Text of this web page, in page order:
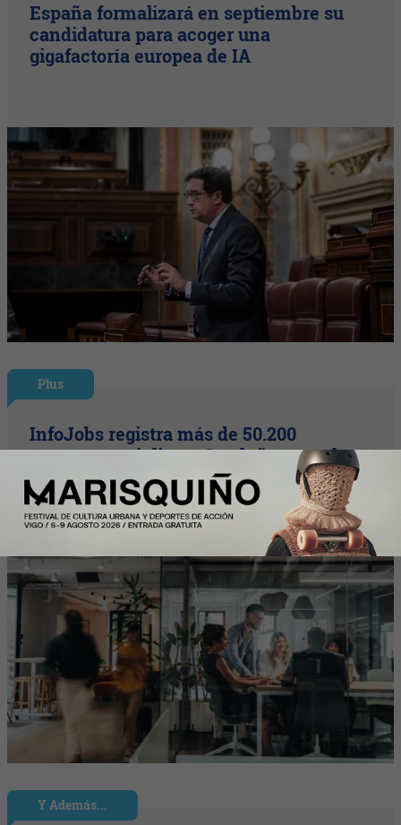
España formalizará en septiembre su
candidatura para acoger una
gigafactoría europea de IA
Plus
InfoJobs registra más de 50.200
vacantes en julio en Cataluña, con el
impulso de educación y formación
Y Además...